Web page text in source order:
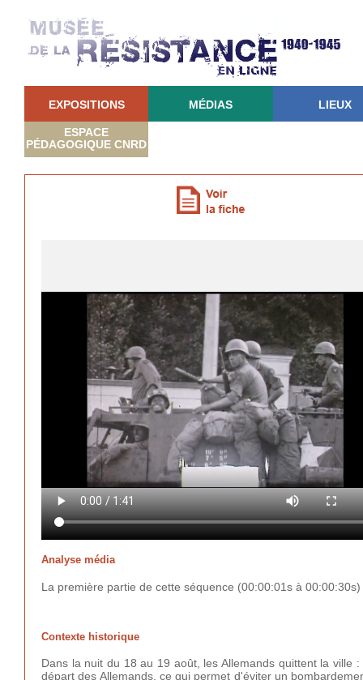
EXPOSITIONS MÉDIAS LIEUX
ESPACE
PÉDAGOGIQUE CNRD
Analyse média
La première partie de cette séquence (00:00:01s à
Contexte historique
Dans la nuit du 18 au 19 août, les Allemands quittent la ville
départ des Allemands, ce qui permet d'éviter un